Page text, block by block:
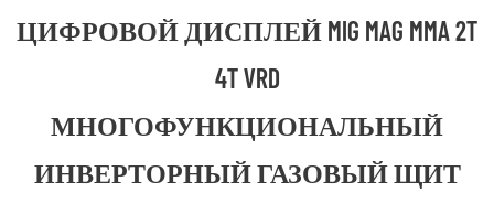
ЦИФРОВОЙ ДИСПЛЕЙ MIG MAG MMA 2T
4T VRD
МНОГОФУНКЦИОНАЛЬНЫЙ
ИНВЕРТОРНЫЙ ГАЗОВЫЙ ЩИТ